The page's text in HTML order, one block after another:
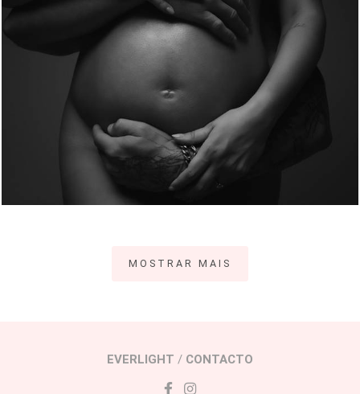
303 0
MOSTRAR MAIS
EVERLIGHT / CONTACTO